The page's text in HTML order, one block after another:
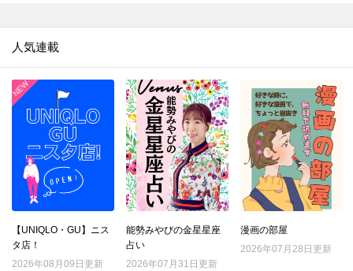
人気連載
【UNIQLO・GU】ニス
タ店！
2026年08月09日更新
能勢みやびの金星星座
占い
2026年07月31日更新
漫画の部屋
2026年07月28日更新